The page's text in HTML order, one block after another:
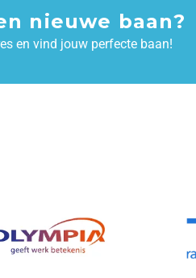
nieuwe baan?
en vind jouw perfecte baan!